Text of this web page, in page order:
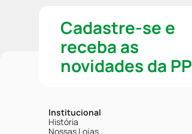
Cadastre-se e
receba as
novidades da PP
Institucional
História
Nossas Lojas